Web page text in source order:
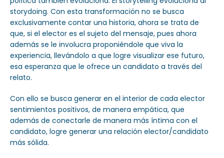
storydoing. Con esta transformación no se busca
exclusivamente contar una historia, ahora se trata de
que, si el elector es el sujeto del mensaje, pues ahora
además se le involucra proponiéndole que viva la
experiencia, llevándolo a que logre visualizar ese futuro,
esa esperanza que le ofrece un candidato a través del
relato.
Con ello se busca generar en el interior de cada elector
sentimientos positivos, de manera empática, que
además de conectarle de manera más íntima con el
candidato, logre generar una relación elector/candidato
más sólida.